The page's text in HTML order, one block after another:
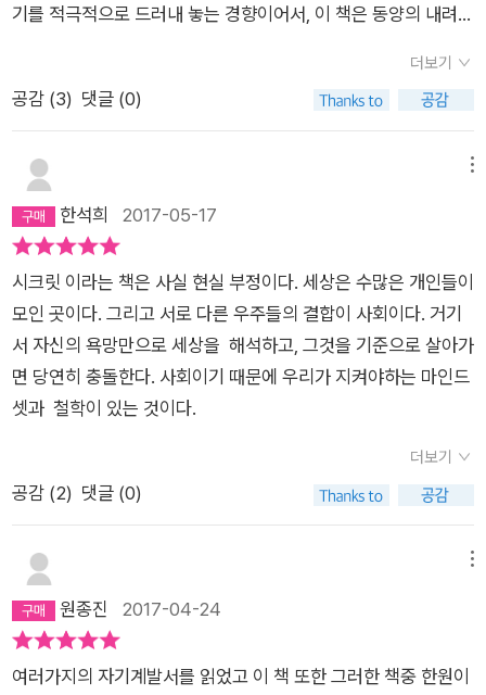
기를 적극적으로 드러내 놓는 경향이어서, 이 책은 동양의 내려놓
미덕으로 하는 문화라서 자칫 어울리지 않을 듯한 책이지만, 워낙
서구화된 지금은 어떨지 모르겠다.한마디로 잘나갈 때 까불지 말
나열하지만, 결과는 한 문장으로 표현할 수 있겠다.주위의 인정을
받기 위해 흔들리지 말고, 증오와 분노를 내려놓고, 열린 마음으
로 받아들이라고 한다. 지극히 평범한 주장을 많은 사례를 인내
으로 읽었는데, 역시나 단순하다.에고를 버리고 증오와 분노를 내
려놓아야 한다.그것은 스스로를 세상으로부터 격리시키고 자기
인생을 근본적으로 밑바닥에 속박시킨다. 증오와 분노 대신 당신
을 향한 모든 시선과 모든 말들을 열린 마음으로 받아들일 때 그
모든 것들이 자양분이 되어 당신의 삶을 앞으로 나아가게 할것이
더보기
공감 (3) 댓글 (0)
한석희 2017-05-17
시크릿 이라는 책은 사실 현실 부정이다. 세상은 수많은 개인들이
모인 곳이다. 그리고 서로 다른 우주들의 결합이 사회이다. 거기
서 자신의 욕망만으로 세상을 해석하고, 그것을 기준으로 살아가
면 당연히 충돌한다. 사회이기 때문에 우리가 지켜야하는 마인드
셋과 철학이 있는 것이다.
더보기
공감 (2) 댓글 (0)
원종진 2017-04-24
여러가지의 자기계발서를 읽었고 이 책 또한 그러한 책중 한원이